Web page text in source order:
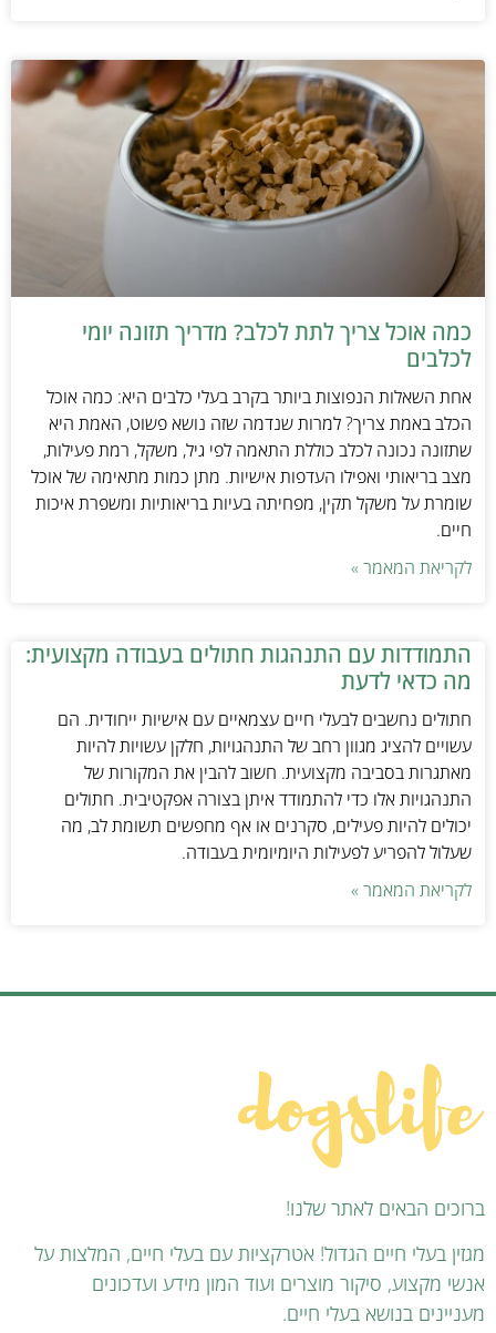
כמה אוכל צריך לתת לכלב? מדריך תזונה יומי
לכלבים
אחת השאלות הנפוצות ביותר בקרב בעלי כלבים היא: כמה אוכל
הכלב באמת צריך? למרות שנדמה שזה נושא פשוט, האמת היא
שתזונה נכונה לכלב כוללת התאמה לפי גיל, משקל, רמת פעילות,
מצב בריאותי ואפילו העדפות אישיות. מתן כמות מתאימה של אוכל
שומרת על משקל תקין, מפחיתה בעיות בריאותיות ומשפרת איכות
חיים.
לקריאת המאמר »
התמודדות עם התנהגות חתולים בעבודה מקצועית:
מה כדאי לדעת
חתולים נחשבים לבעלי חיים עצמאיים עם אישיות ייחודית. הם
עשויים להציג מגוון רחב של התנהגויות, חלקן עשויות להיות
מאתגרות בסביבה מקצועית. חשוב להבין את המקורות של
התנהגויות אלו כדי להתמודד איתן בצורה אפקטיבית. חתולים
יכולים להיות פעילים, סקרנים או אף מחפשים תשומת לב, מה
שעלול להפריע לפעילות היומיומית בעבודה.
לקריאת המאמר »
ברוכים הבאים לאתר שלנו!
מגזין בעלי חיים הגדול! אטרקציות עם בעלי חיים, המלצות על
אנשי מקצוע, סיקור מוצרים ועוד המון מידע ועדכונים
מעניינים בנושא בעלי חיים.